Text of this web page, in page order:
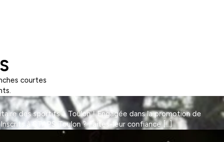
courtes
des sportifs à Toulon ! Engagée dans la promotion de
à STAPS Toulon ? Faites-leur confiance […]